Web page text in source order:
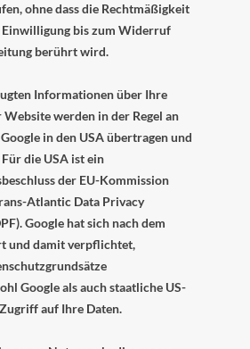
ohne dass die Rechtmäßigkeit
bis zum Widerruf
berührt wird.
Informationen über Ihre
Website werden in der Regel an
in den USA übertragen und
die USA ist ein
der EU-Kommission
Atlantic Data Privacy
Google hat sich nach dem
und damit verpflichtet,
Google als auch staatliche US-
auf Ihre Daten.